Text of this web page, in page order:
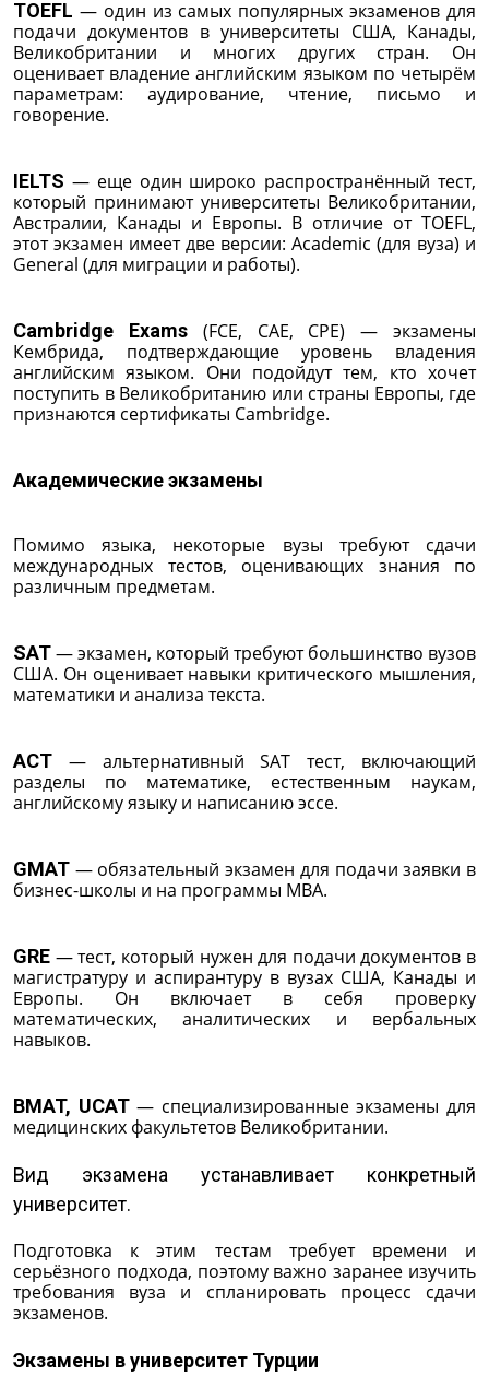
TOEFL — один из самых популярных экзаменов для
подачи документов в университеты США, Канады,
Великобритании и многих других стран. Он
оценивает владение английским языком по четырём
параметрам: аудирование, чтение, письмо и
говорение.
IELTS — еще один широко распространённый тест,
который принимают университеты Великобритании,
Австралии, Канады и Европы. В отличие от TOEFL,
этот экзамен имеет две версии: Academic (для вуза) и
General (для миграции и работы).
Cambridge Exams(FCE, CAE, CPE) — экзамены
Кембрида, подтверждающие уровень владения
английским языком. Они подойдут тем, кто хочет
поступить в Великобританию или страны Европы, где
признаются сертификаты Cambridge.
Академические экзамены
Помимо языка, некоторые вузы требуют сдачи
международных тестов, оценивающих знания по
различным предметам.
SAT— экзамен, который требуют большинство вузов
США. Он оценивает навыки критического мышления,
математики и анализа текста.
ACT — альтернативный SAT тест, включающий
разделы по математике, естественным наукам,
английскому языку и написанию эссе.
GMAT — обязательный экзамен для подачи заявки в
бизнес-школы и на программы MBA.
GRE — тест, который нужен для подачи документов в
магистратуру и аспирантуру в вузах США, Канады и
Европы. Он включает в себя проверку
математических, аналитических и вербальных
навыков.
BMAT, UCAT— специализированные экзамены для
медицинских факультетов Великобритании.
Вид экзамена устанавливает конкретный
университет.
Подготовка к этим тестам требует времени и
серьёзного подхода, поэтому важно заранее изучить
требования вуза и спланировать процесс сдачи
экзаменов.
Экзамены в университет Турции